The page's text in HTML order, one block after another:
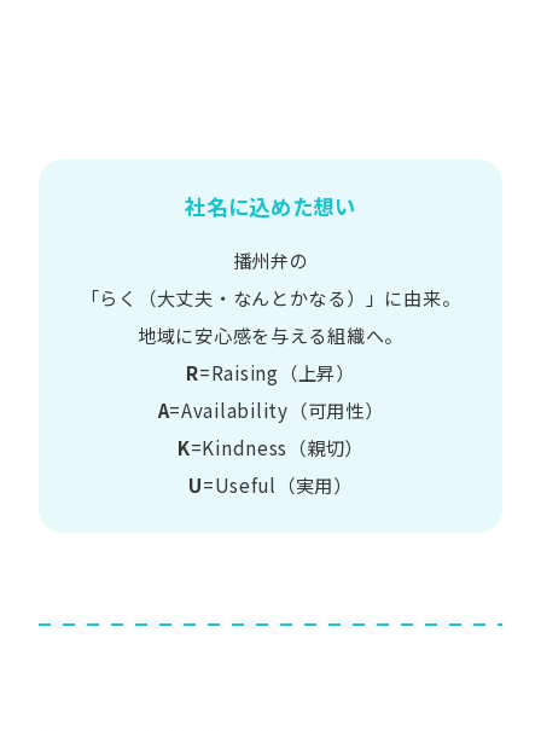
社名に込めた想い
播州弁の
​「らく​（大丈夫・なんとかなる）」に​由来。
地域に​安心感を​与える​組織へ。
R=Raising（上昇）
A=Availability​（可用性）
K=Kindness​（親切）
U=Useful​（実用）​